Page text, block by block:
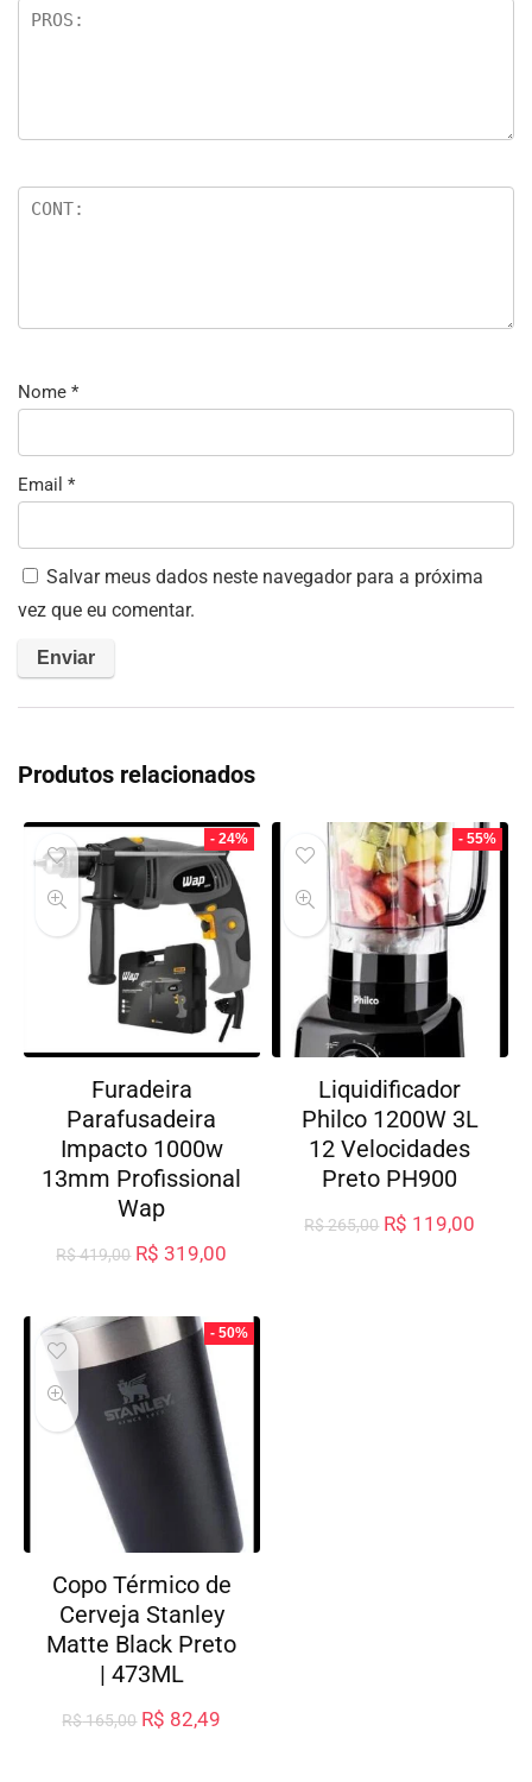
Nome *
Email *
Salvar meus dados neste navegador para a próxima
vez que eu comentar.
Produtos relacionados
- 24%
Furadeira
Parafusadeira
Impacto 1000w
13mm Profissional
Wap
R$419,00 R$ 319,00
- 55%
Liquidificador
Philco 1200W 3L
12 Velocidades
Preto PH900
R$265,00 R$ 119,00
- 50%
Copo Térmico de
Cerveja Stanley
Matte Black Preto
| 473ML
R$165,00 R$ 82,49